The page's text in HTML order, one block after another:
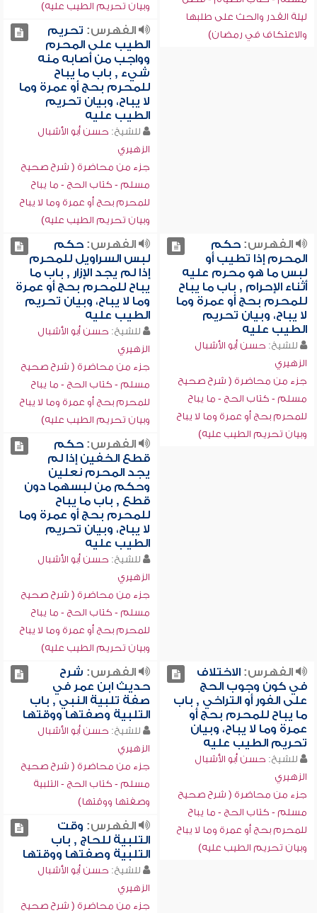
ليلة القدر والحث على طلبها
والاعتكاف في رمضان)
وبيان تحريم الطيب عليه)
الفهرس: تحريم
الطيب على المحرم
وواجب من أصابه منه
شيء , باب ما يباح
للمحرم بحج أو عمرة وما
لا يباح، وبيان تحريم
الطيب عليه
للشيخ: حسن أبو الأشبال
الزهيري
جزء من محاضرة ( شرح صحيح
مسلم - كتاب الحج - ما يباح
للمحرم بحج أو عمرة وما لا يباح
وبيان تحريم الطيب عليه)
الفهرس:حكم
المحرم إذا تطيب أو
لبس ما هو محرم عليه
أثناء الإحرام , باب ما يباح
للمحرم بحج أو عمرة وما
لا يباح، وبيان تحريم
الطيب عليه
للشيخ: حسن أبو الأشبال
الزهيري
جزء من محاضرة ( شرح صحيح
مسلم - كتاب الحج - ما يباح
للمحرم بحج أو عمرة وما لا يباح
وبيان تحريم الطيب عليه)
الفهرس:حكم
لبس السراويل للمحرم
إذا لم يجد الإزار , باب ما
يباح للمحرم بحج أو عمرة
وما لا يباح، وبيان تحريم
الطيب عليه
للشيخ: حسن أبو الأشبال
الزهيري
جزء من محاضرة ( شرح صحيح
مسلم - كتاب الحج - ما يباح
للمحرم بحج أو عمرة وما لا يباح
وبيان تحريم الطيب عليه)
الفهرس:حكم
قطع الخفين إذا لم
يجد المحرم نعلين
وحكم من لبسهما دون
قطع , باب ما يباح
للمحرم بحج أو عمرة وما
لا يباح، وبيان تحريم
الطيب عليه
للشيخ: حسن أبو الأشبال
الزهيري
جزء من محاضرة ( شرح صحيح
مسلم - كتاب الحج - ما يباح
للمحرم بحج أو عمرة وما لا يباح
وبيان تحريم الطيب عليه)
الفهرس:الاختلاف
في كون وجوب الحج
على الفور أو التراخي , باب
ما يباح للمحرم بحج أو
عمرة وما لا يباح، وبيان
تحريم الطيب عليه
للشيخ: حسن أبو الأشبال
الزهيري
جزء من محاضرة ( شرح صحيح
مسلم - كتاب الحج - ما يباح
للمحرم بحج أو عمرة وما لا يباح
وبيان تحريم الطيب عليه)
الفهرس: شرح
حديث ابن عمر في
صفة تلبية النبي , باب
التلبية وصفتها ووقتها
للشيخ: حسن أبو الأشبال
الزهيري
جزء من محاضرة ( شرح صحيح
مسلم - كتاب الحج - التلبية
وصفتها ووقتها)
الفهرس: وقت
التلبية للحاج , باب
التلبية وصفتها ووقتها
للشيخ: حسن أبو الأشبال
الزهيري
جزء من محاضرة ( شرح صحيح